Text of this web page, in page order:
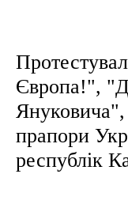
Європа!",
прапори
республік